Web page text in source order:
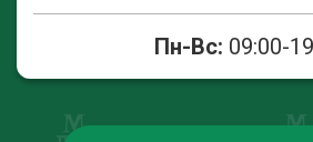
Пн-Вс: 09:00-